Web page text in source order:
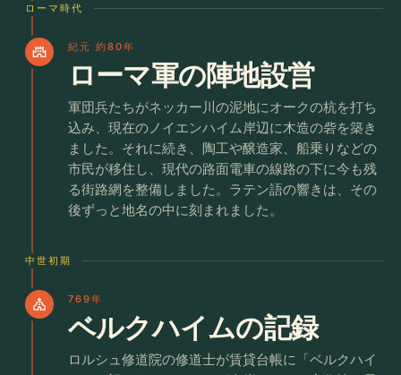
ローマ時代
castle 紀元 約80年
ローマ軍の陣地設営
軍団兵たちがネッカー川の泥地にオークの杭を打ち
込み、現在のノイエンハイム岸辺に木造の砦を築き
ました。それに続き、陶工や醸造家、船乗りなどの
市民が移住し、現代の路面電車の線路の下に今も残
る街路網を整備しました。ラテン語の響きは、その
後ずっと地名の中に刻まれました。
中世初期
church 769年
ベルクハイムの記録
ロルシュ修道院の修道士が賃貸台帳に「ベルクハイ